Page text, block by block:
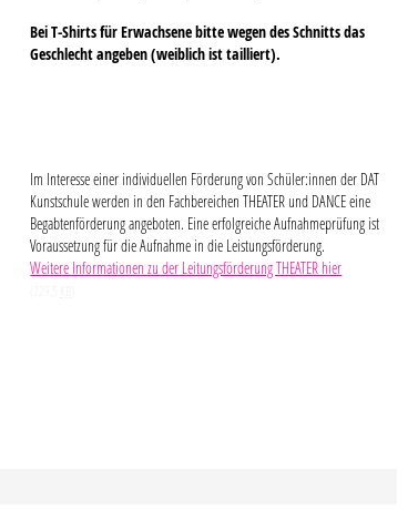
Bei T-Shirts für Erwachsene bittewegen des Schnitts das
Geschlecht angeben (weiblich ist tailliert).
Im Interesse einer individuellen Förderung von Schüler:innen der DAT
Kunstschule werden in den Fachbereichen THEATER und DANCE eine
Begabtenförderung angeboten. Eine erfolgreiche Aufnahmeprüfung ist
Voraussetzung für die Aufnahme in die Leistungsförderung.
Weitere Informationen zu der Leitungsförderung THEATER hier